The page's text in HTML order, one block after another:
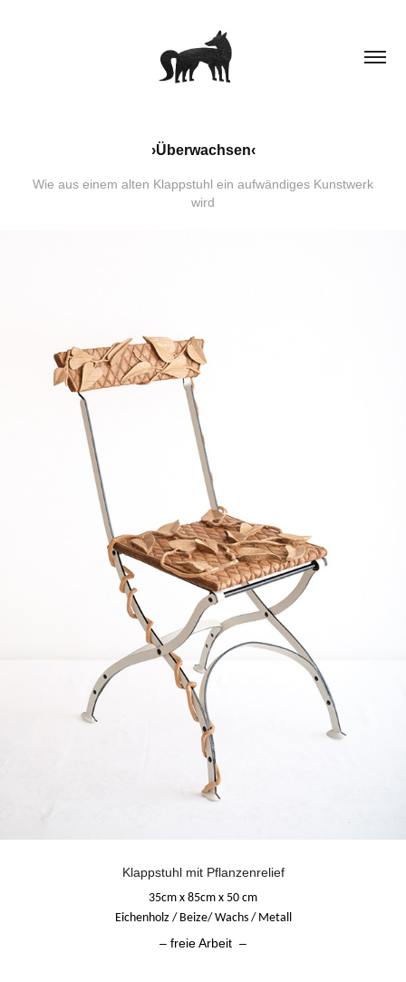
›Überwachsen‹
Wie aus einem alten Klappstuhl ein aufwändiges Kunstwerk
wird
Klappstuhl mit Pflanzenrelief
35cm x 85cm x 50 cm
Eichenholz / Beize/ Wachs / Metall
– freie Arbeit –